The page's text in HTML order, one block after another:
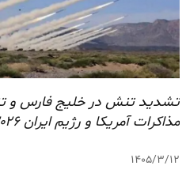
تشدید تنش در خلیج فارس و
مذاکرات آمریکا و رژیم ایران ۲۰۲۶
۱۴۰۵/۳/۱۲